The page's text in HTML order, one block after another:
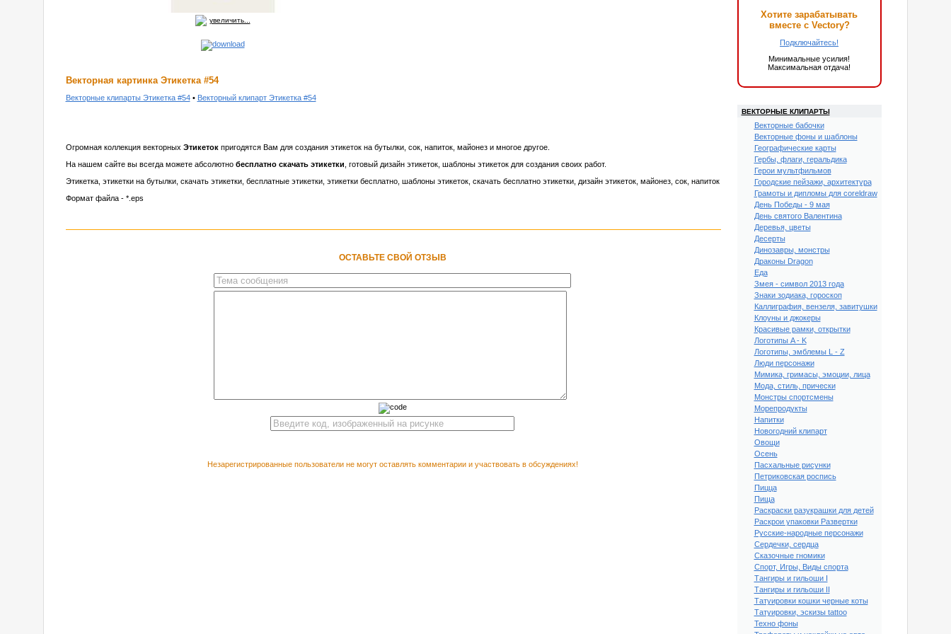
увеличить...
Векторная картинка Этикетка #54
Векторные клипарты Этикетка #54• Векторный клипарт Этикетка #54
Огромная коллекция векторных Этикетокпригодятся Вам для создания этикеток на бутылки, сок, напиток, майонез и многое другое.
На нашем сайте вы всегда можете абсолютно бесплатно скачать этикетки , готовый дизайн этикеток, шаблоны этикеток для создания своих работ.
Этикетка, этикетки на бутылки, скачать этикетки, бесплатные этикетки, этикетки бесплатно, шаблоны этикеток, скачать бесплатно этикетки, дизайн этикеток, майонез, сок, напиток
Формат файла - *.eps
ОСТАВЬТЕ СВОЙ ОТЗЫВ
Незарегистрированные пользователи не могут оставлять комментарии и участвовать в обсуждениях!
Хотите зарабатывать
вместе с Vectory?
Подключайтесь!
Минимальные усилия!
Максимальная отдача!
ВЕКТОРНЫЕ КЛИПАРТЫ
Векторные бабочки
Векторные фоны и шаблоны
Географические карты
Гербы, флаги, геральдика
Герои мультфильмов
Городские пейзажи, архитектура
Грамоты и дипломы для coreldraw
День Победы - 9 мая
День святого Валентина
Деревья, цветы
Десерты
Динозавры, монстры
Драконы Dragon
Еда
Змея - символ 2013 года
Знаки зодиака, гороскоп
Каллиграфия, вензеля, завитушки
Клоуны и джокеры
Красивые рамки, открытки
Логотипы A - K
Логотипы, эмблемы L - Z
Люди персонажи
Мимика, гримасы, эмоции, лица
Мода, стиль, прически
Монстры спортсмены
Морепродукты
Напитки
Новогодний клипарт
Овощи
Осень
Пасхальные рисунки
Петриковская роспись
Пицца
Пища
Раскраски разукрашки для детей
Раскрои упаковки Развертки
Русские-народные персонажи
Сердечки, сердца
Сказочные гномики
Спорт, Игры, Виды спорта
Тангиры и гильоши I
Тангиры и гильоши II
Татуировки кошки черные коты
Татуировки, эскизы tattoo
Техно фоны